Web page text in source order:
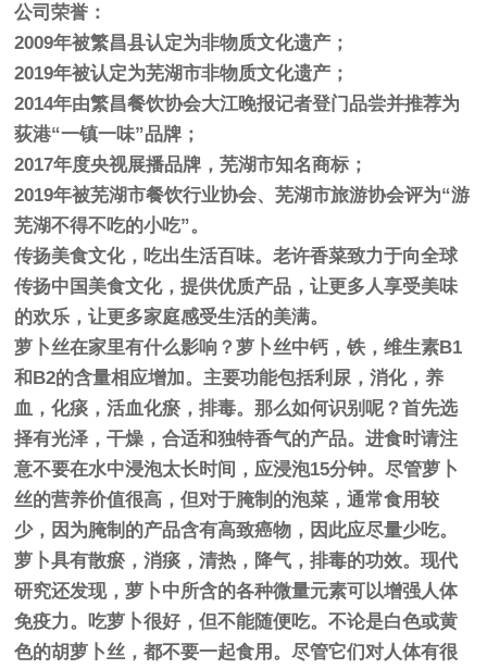
公司荣誉：
2009年被繁昌县认定为非物质文化遗产；
2019年被认定为芜湖市非物质文化遗产；
2014年由繁昌餐饮协会大江晚报记者登门品尝并推荐为
荻港“一镇一味”品牌；
2017年度央视展播品牌，芜湖市知名商标；
2019年被芜湖市餐饮行业协会、芜湖市旅游协会评为“游
芜湖不得不吃的小吃”。
传扬美食文化，吃出生活百味。老许香菜致力于向全球
传扬中国美食文化，提供优质产品，让更多人享受美味
的欢乐，让更多家庭感受生活的美满。
萝卜丝在家里有什么影响？萝卜丝中钙，铁，维生素B1
和B2的含量相应增加。主要功能包括利尿，消化，养
血，化痰，活血化瘀，排毒。那么如何识别呢？首先选
择有光泽，干燥，合适和独特香气的产品。进食时请注
意不要在水中浸泡太长时间，应浸泡15分钟。尽管萝卜
丝的营养价值很高，但对于腌制的泡菜，通常食用较
少，因为腌制的产品含有高致癌物，因此应尽量少吃。
萝卜具有散瘀，消痰，清热，降气，排毒的功效。现代
研究还发现，萝卜中所含的各种微量元素可以增强人体
免疫力。吃萝卜很好，但不能随便吃。不论是白色或黄
色的胡萝卜丝，都不要一起食用。尽管它们对人体有很